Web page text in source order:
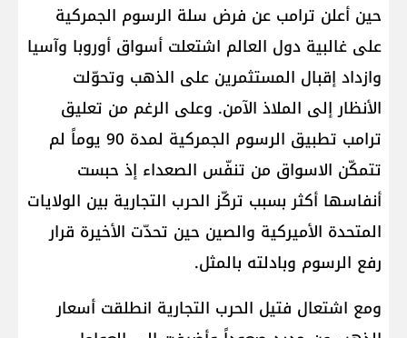
حين أعلن ترامب عن فرض سلة الرسوم الجمركية
على غالبية دول العالم اشتعلت أسواق أوروبا وآسيا
وازداد إقبال المستثمرين على الذهب وتحوّلت
الأنظار إلى الملاذ الآمن. وعلى الرغم من تعليق
ترامب تطبيق الرسوم الجمركية لمدة 90 يوماً لم
تتمكّن الاسواق من تنفّس الصعداء إذ حبست
أنفاسها أكثر بسبب تركّز الحرب التجارية بين الولايات
المتحدة الأميركية والصين حين تحدّت الأخيرة قرار
رفع الرسوم وبادلته بالمثل.
ومع اشتعال فتيل الحرب التجارية انطلقت أسعار